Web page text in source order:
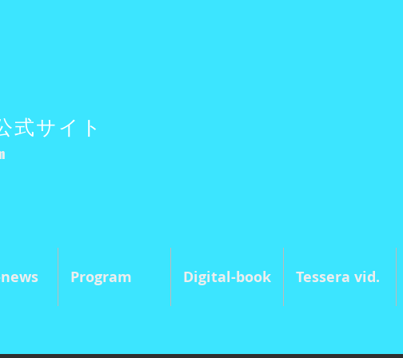
式サイト
Program Digital-book Tessera vid.